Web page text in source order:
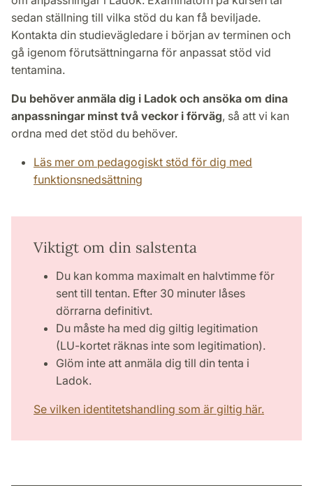
sedan ställning till vilka stöd du kan få beviljade.
Kontakta din studievägledare i början av terminen och
gå igenom förutsättningarna för anpassat stöd vid
tentamina.
Du behöver anmäla dig i Ladok och ansöka om dina
anpassningar minst två veckor i förväg, så att vi kan
ordna med det stöd du behöver.
Läs mer om pedagogiskt stöd för dig med
funktionsnedsättning
Viktigt om din salstenta
Du kan komma maximalt en halvtimme för
sent till tentan. Efter 30 minuter låses
dörrarna definitivt.
Du måste ha med dig giltig legitimation
(LU-kortet räknas inte som legitimation).
Glöm inte att anmäla dig till din tenta i
Ladok.
Se vilken identitetshandling som är giltig här.